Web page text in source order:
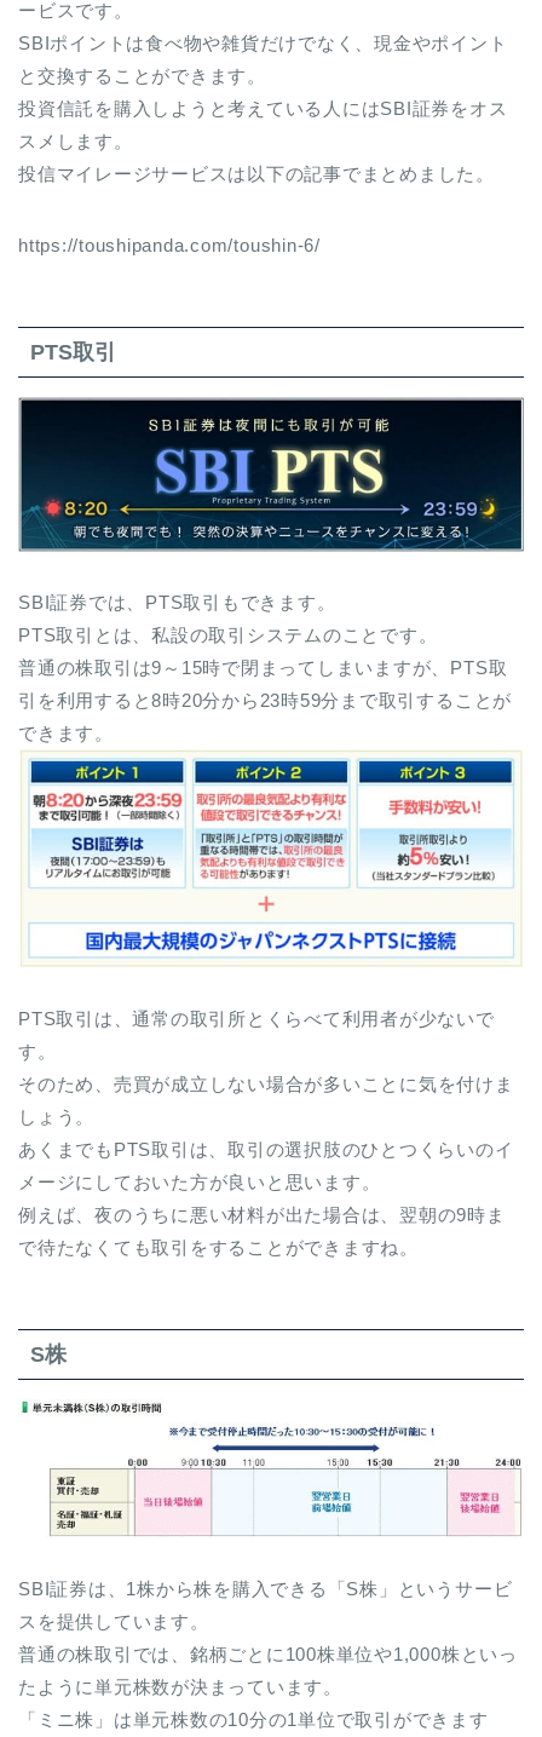
ービスです。
SBIポイントは食べ物や雑貨だけでなく、現金やポイント
と交換することができます。
投資信託を購入しようと考えている人にはSBI証券をオス
スメします。
投信マイレージサービスは以下の記事でまとめました。
https://toushipanda.com/toushin-6/
PTS取引
SBI証券では、PTS取引もできます。
PTS取引とは、私設の取引システムのことです。
普通の株取引は9～15時で閉まってしまいますが、PTS取
引を利用すると8時20分から23時59分まで取引することが
できます。
PTS取引は、通常の取引所とくらべて利用者が少ないで
す。
そのため、売買が成立しない場合が多いことに気を付けま
しょう。
あくまでもPTS取引は、取引の選択肢のひとつくらいのイ
メージにしておいた方が良いと思います。
例えば、夜のうちに悪い材料が出た場合は、翌朝の9時ま
で待たなくても取引をすることができますね。
S株
SBI証券は、1株から株を購入できる「S株」というサービ
スを提供しています。
普通の株取引では、銘柄ごとに100株単位や1,000株といっ
たように単元株数が決まっています。
「ミニ株」は単元株数の10分の1単位で取引ができます